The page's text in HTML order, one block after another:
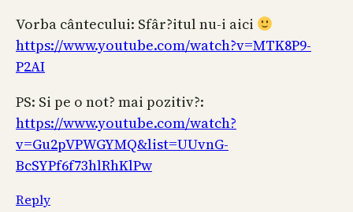
Vorba cântecului: Sfâr?itul nu-i aici
https://www.youtube.com/watch?v=MTK8P9-
P2AI
PS: Si pe o not? mai pozitiv?:
https://www.youtube.com/watch?
v=Gu2pVPWGYMQ&list=UUvnG-
BcSYPf6f73hlRhKlPw
Reply